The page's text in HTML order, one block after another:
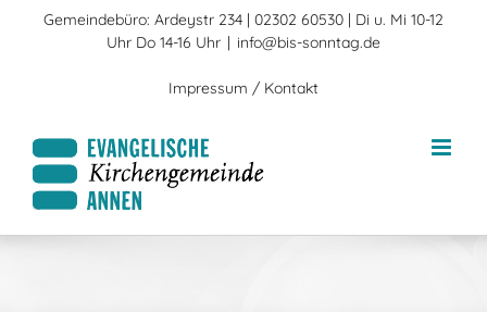
Gemeindebüro: Ardeystr 234 | 02302 60530 | Di u. Mi 10-12
Uhr Do 14-16 Uhr | info@bis-sonntag.de
Impressum / Kontakt